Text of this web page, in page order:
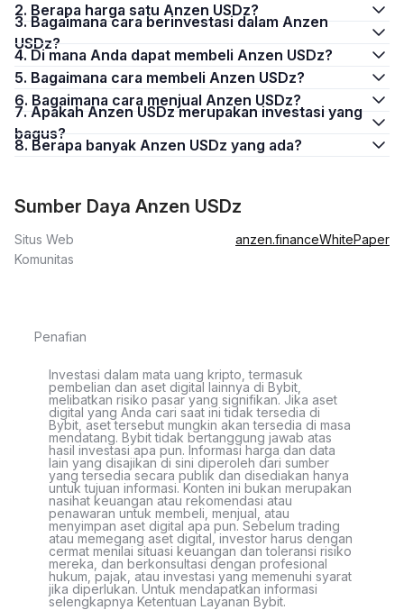
2. Berapa harga satu Anzen USDz?
3. Bagaimana cara berinvestasi dalam Anzen
USDz?
4. Di mana Anda dapat membeli Anzen USDz?
5. Bagaimana cara membeli Anzen USDz?
6. Bagaimana cara menjual Anzen USDz?
7. Apakah Anzen USDz merupakan investasi yang
bagus?
8. Berapa banyak Anzen USDz yang ada?
Sumber Daya Anzen USDz
Situs Web anzen.financeWhitePaper
Komunitas
Penafian
Investasi dalam mata uang kripto, termasuk
pembelian dan aset digital lainnya di Bybit,
melibatkan risiko pasar yang signifikan. Jika aset
digital yang Anda cari saat ini tidak tersedia di
Bybit, aset tersebut mungkin akan tersedia di masa
mendatang. Bybit tidak bertanggung jawab atas
hasil investasi apa pun. Informasi harga dan data
lain yang disajikan di sini diperoleh dari sumber
yang tersedia secara publik dan disediakan hanya
untuk tujuan informasi. Konten ini bukan merupakan
nasihat keuangan atau rekomendasi atau
penawaran untuk membeli, menjual, atau
menyimpan aset digital apa pun. Sebelum trading
atau memegang aset digital, investor harus dengan
cermat menilai situasi keuangan dan toleransi risiko
mereka, dan berkonsultasi dengan profesional
hukum, pajak, atau investasi yang memenuhi syarat
jika diperlukan. Untuk mendapatkan informasi
selengkapnya Ketentuan Layanan Bybit.